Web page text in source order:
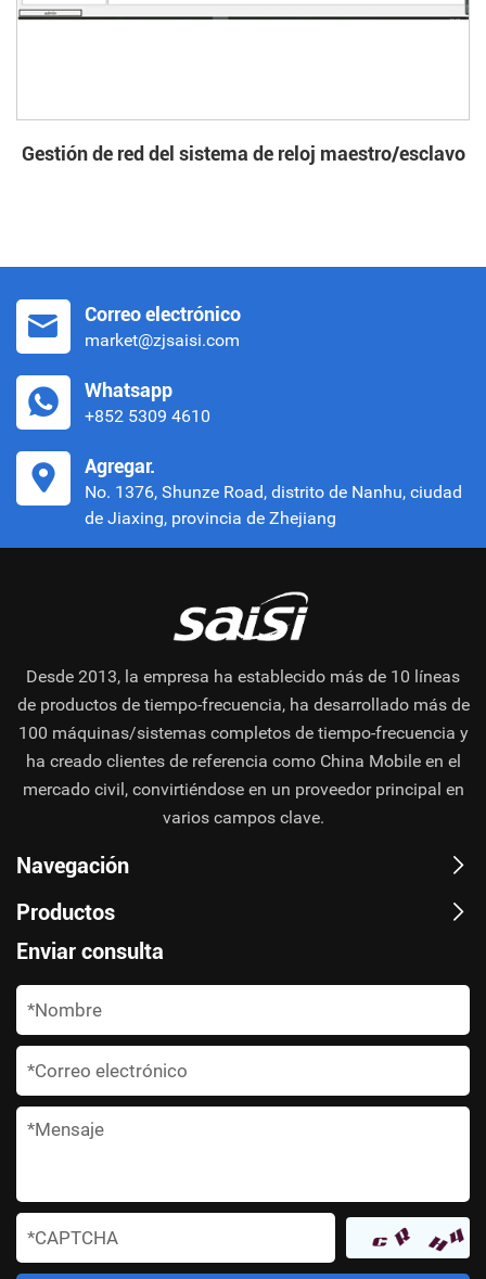
Gestión de red del sistema de reloj maestro/esclavo
Correo electrónico
market@zjsaisi.com
Whatsapp
+852 5309 4610
Agregar.
No. 1376, Shunze Road, distrito de Nanhu, ciudad
de Jiaxing, provincia de Zhejiang
Desde 2013, la empresa ha establecido más de 10 líneas
de productos de tiempo-frecuencia, ha desarrollado más de
100 máquinas/sistemas completos de tiempo-frecuencia y
ha creado clientes de referencia como China Mobile en el
mercado civil, convirtiéndose en un proveedor principal en
varios campos clave.
Navegación
Productos
Enviar consulta
*
*
*
*